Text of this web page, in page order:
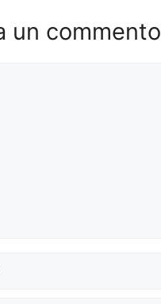
un commento